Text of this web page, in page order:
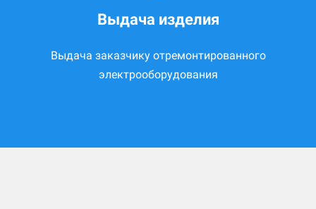
Выдача изделия
Выдача заказчику отремонтированного
электрооборудования